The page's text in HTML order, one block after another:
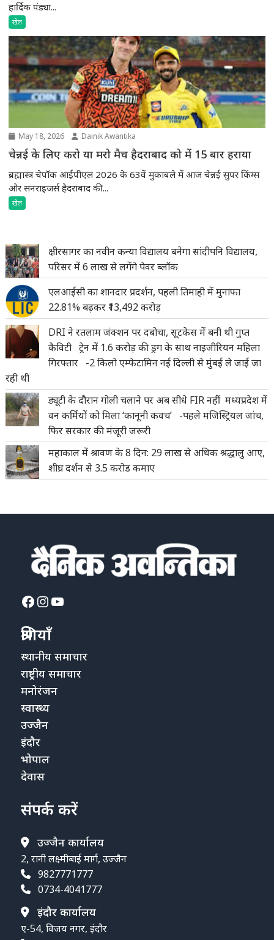
हार्दिक पंड्या...
खेल
May 18, 2026 Dainik Awantika
चेन्नई के लिए करो या मरो मैच हैदराबाद को में 15 बार हराया
ब्रह्मास्त्र चेपॉक आईपीएल 2026 के 63वें मुकाबले में आज चेन्नई सुपर किंग्स
और सनराइजर्स हैदराबाद की...
खेल
क्षीरसागर का नवीन कन्या विद्यालय बनेगा सांदीपनि विद्यालय,
परिसर में 6 लाख से लगेंगे पेवर ब्लॉक
एलआईसी का शानदार प्रदर्शन, पहली तिमाही में मुनाफा
22.81% बढ़कर ₹13,492 करोड़
DRI ने रतलाम जंक्शन पर दबोचा, सूटकेस में बनी थी गुप्त
कैविटी ट्रेन में 1.6 करोड़ की ड्रग के साथ नाइजीरियन महिला
गिरफ्तार -2 किलो एम्फेटामिन नई दिल्ली से मुंबई ले जाई जा
रही थी
ड्यूटी के दौरान गोली चलाने पर अब सीधे FIR नहीं मध्यप्रदेश में
वन कर्मियों को मिला ‘कानूनी कवच’ -पहले मजिस्ट्रियल जांच,
फिर सरकार की मंजूरी जरूरी
महाकाल में श्रावण के 8 दिन: 29 लाख से अधिक श्रद्धालु आए,
शीघ्र दर्शन से 3.5 करोड कमाए
Facebook
Instagram
YouTube
श्रेणियाँ
स्थानीय समाचार
राष्ट्रीय समाचार
मनोरंजन
स्वास्थ्य
उज्जैन
इंदौर
भोपाल
देवास
संपर्क करें
उज्जैन कार्यालय
2, रानी लक्ष्मीबाई मार्ग, उज्जैन
9827771777
0734-4041777
इंदौर कार्यालय
ए-54, विजय नगर, इंदौर